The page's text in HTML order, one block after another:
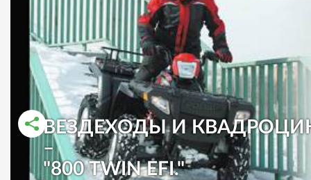
ВЕЗДЕХОДЫ И
–
"800 TWIN EFI."
РАССКАЗАТЬ ВО ВКОНТАКТЕ
РАССКАЗАТЬ В ОДНОКЛАССНИКАХ